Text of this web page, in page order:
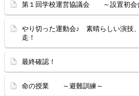
第１回学校運営協議会 ～設置初会
やり切った運動会♪ 素晴らしい演技
走！
最終確認！
命の授業 ～避難訓練～